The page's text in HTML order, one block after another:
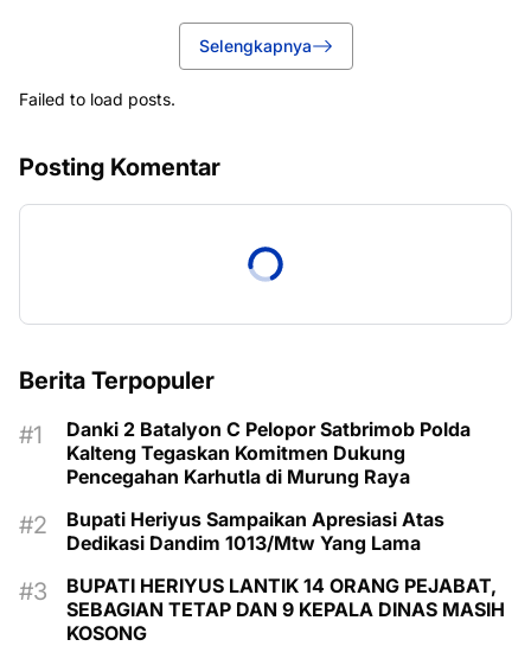
Selengkapnya
Failed to load posts.
Posting Komentar
Berita Terpopuler
Danki 2 Batalyon C Pelopor Satbrimob Polda
Kalteng Tegaskan Komitmen Dukung
Pencegahan Karhutla di Murung Raya
Bupati Heriyus Sampaikan Apresiasi Atas
Dedikasi Dandim 1013/Mtw Yang Lama
BUPATI HERIYUS LANTIK 14 ORANG PEJABAT,
SEBAGIAN TETAP DAN 9 KEPALA DINAS MASIH
KOSONG